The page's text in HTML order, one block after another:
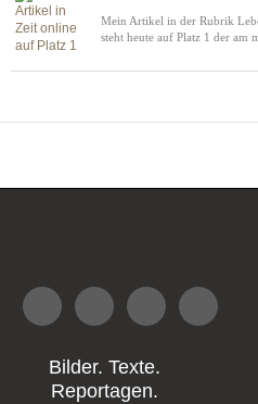
Mein Artikel in der Rubrik
steht heute auf Platz 1 der am
Bilder. Texte.
Reportagen.